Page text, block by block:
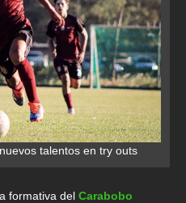
talentos en try outs
formativa del Carabobo